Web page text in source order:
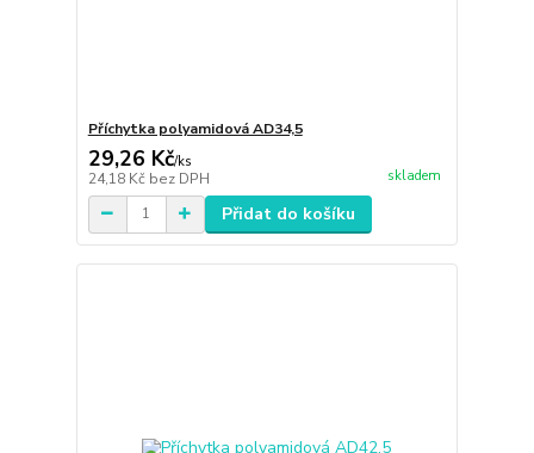
Příchytka polyamidová AD34,5
29,26 Kč/ks
24,18 Kč bez DPH skladem
Přidat do košíku